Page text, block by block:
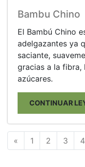
Bambu Chino
El Bambú Chino
adelgazantes ya
saciante,
gracias a la fibra,
azúcares.
CONTINUAR
« Anterior
1 2 3 4